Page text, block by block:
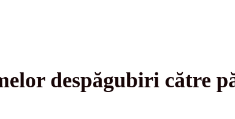
despăgubiri către